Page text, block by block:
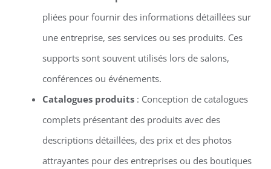
pliées pour fournir des informations détaillées sur
une entreprise, ses services ou ses produits. Ces
supports sont souvent utilisés lors de salons,
conférences ou événements.
Catalogues produits: Conception de catalogues
complets présentant des produits avec des
descriptions détaillées, des prix et des photos
attrayantes pour des entreprises ou des boutiques